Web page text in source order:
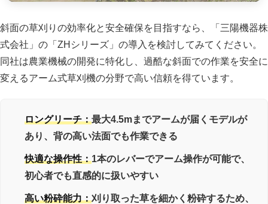
斜面の草刈りの効率化と安全確保を目指すなら、「三陽機器株
式会社」の「ZHシリーズ」の導入を検討してみてください。
同社は農業機械の開発に特化し、過酷な斜面での作業を安全に
変えるアーム式草刈機の分野で高い信頼を得ています。
ロングリーチ：最大4.5mまでアームが届くモデルが
あり、背の高い法面でも作業できる
快適な操作性：1本のレバーでアーム操作が可能で、
初心者でも直感的に扱いやすい
高い粉砕能力：刈り取った草を細かく粉砕するため、